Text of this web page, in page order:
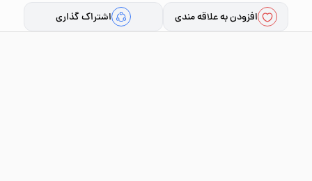
افزودن به علاقه مندی اشتراک گذاری